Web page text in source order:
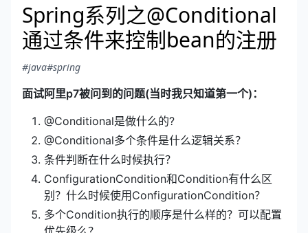
Spring系列之@Conditional
通过条件来控制bean的注册
#java#spring
面试阿里p7被问到的问题(当时我只知道第一个)：
@Conditional是做什么的?
@Conditional多个条件是什么逻辑关系？
条件判断在什么时候执行？
ConfigurationCondition和Condition有什么区
别？什么时候使用ConfigurationCondition？
多个Condition执行的顺序是什么样的？可以配置